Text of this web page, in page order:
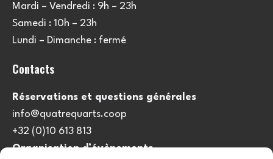
Mardi – Vendredi : 9h – 23h
Samedi : 10h – 23h
Lundi – Dimanche : fermé
Contacts
Réservations et questions générales
info@quatrequarts.coop
+32 (0)10 613 813
Organisation d’évènements